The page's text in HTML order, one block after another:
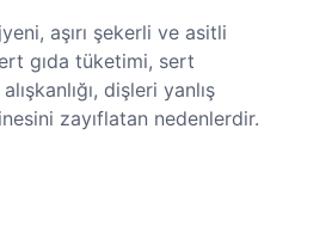
aşırı şekerli ve asitli
gıda tüketimi, sert
dişleri yanlış
zayıflatan nedenlerdir.